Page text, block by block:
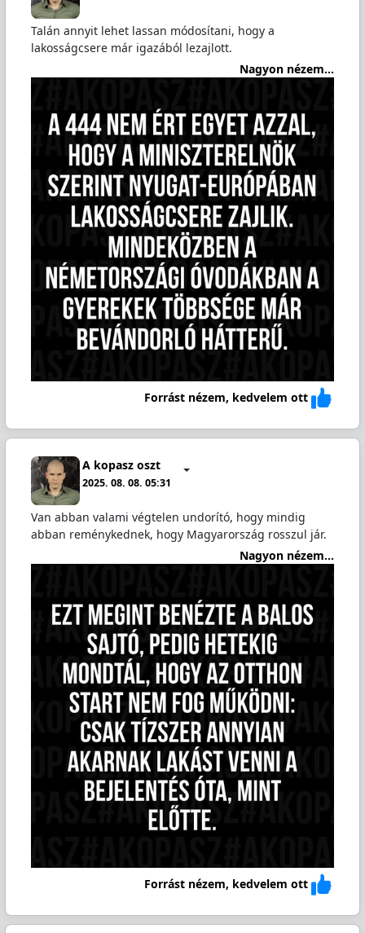
Talán annyit lehet lassan módosítani, hogy a
lakosságcsere már igazából lezajlott.
Nagyon nézem...
Forrást nézem, kedvelem ott
A kopasz oszt
2025. 08. 08. 05:31
Van abban valami végtelen undorító, hogy mindig
abban reménykednek, hogy Magyarország rosszul jár.
Nagyon nézem...
Forrást nézem, kedvelem ott